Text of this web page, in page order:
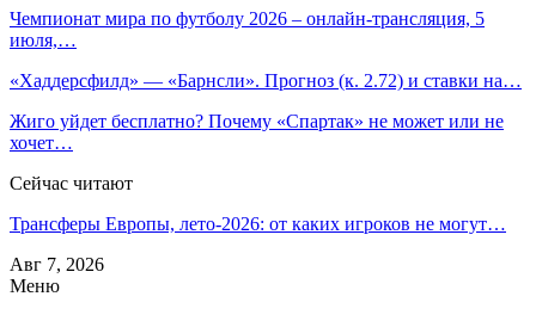
Чемпионат мира по футболу 2026 – онлайн-трансляция, 5
июля,…
«Хаддерсфилд» — «Барнсли». Прогноз (к. 2.72) и ставки на…
Жиго уйдет бесплатно? Почему «Спартак» не может или не
хочет…
Сейчас читают
Трансферы Европы, лето-2026: от каких игроков не могут…
Авг 7, 2026
Меню